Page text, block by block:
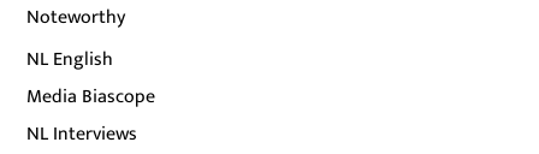
Noteworthy
NL English
Media Biascope
NL Interviews